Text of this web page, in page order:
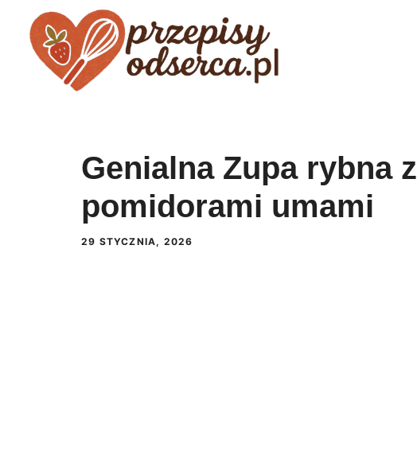
Przejdź
Genialna Zupa rybna z
pomidorami umami
29 STYCZNIA, 2026